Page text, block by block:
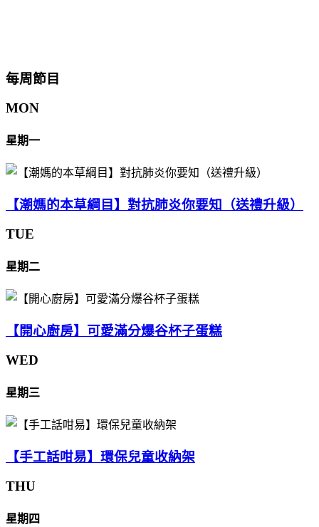
每周節目
MON
星期一
【潮媽的本草綱目】對抗肺炎你要知（送禮升級）
TUE
星期二
【開心廚房】可愛滿分爆谷杯子蛋糕
WED
星期三
【手工話咁易】環保兒童收納架
THU
星期四